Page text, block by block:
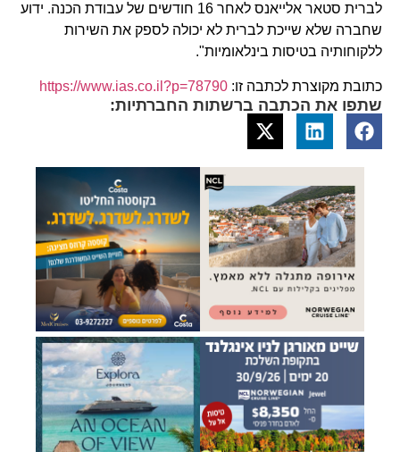
לברית סטאר אלייאנס לאחר 16 חודשים של עבודת הכנה. ידוע
שחברה שלא שייכת לברית לא יכולה לספק את השירות
ללקוחותיה בטיסות בינלאומיות".
כתובת מקוצרת לכתבה זו: https://www.ias.co.il?p=78790
שתפו את הכתבה ברשתות החברתיות: